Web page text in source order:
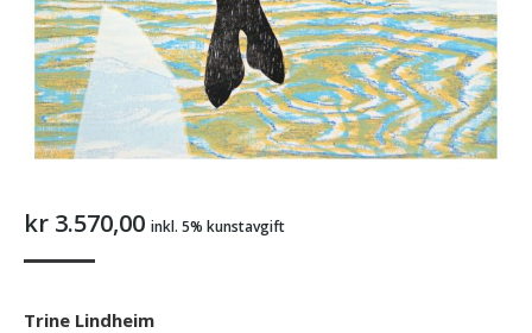
kr 3.570,00 inkl. 5% kunstavgift
Trine Lindheim